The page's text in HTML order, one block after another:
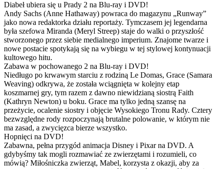
Diabeł ubiera się u Prady 2 na Blu-ray i DVD!
Andy Sachs (Anne Hathaway) powraca do magazynu „Runway”
jako nowa redaktorka działu reportaży. Tymczasem jej legendarna
była szefowa Miranda (Meryl Streep) staje do walki o przyszłość
stworzonego przez siebie medialnego imperium. Znajome twarze i
nowe postacie spotykają się na wybiegu w tej stylowej kontynuacji
kultowego hitu.
Zabawa w pochowanego 2 na Blu-ray i DVD!
Niedługo po krwawym starciu z rodziną Le Domas, Grace (Samara
Weaving) odkrywa, że została wciągnięta w kolejny etap
koszmarnej gry, tym razem z dawno niewidzianą siostrą Faith
(Kathryn Newton) u boku. Grace ma tylko jedną szansę na
przeżycie, ocalenie siostry i objęcie Wysokiego Tronu Rady. Cztery
bezwzględne rody rozpoczynają brutalne polowanie, w którym nie
ma zasad, a zwycięzca bierze wszystko.
Hopnięci na DVD!
Zabawna, pełna przygód animacja Disney i Pixar na DVD. A
gdybyśmy tak mogli rozmawiać ze zwierzętami i rozumieli, co
mówią? Miłośniczka zwierząt, Mabel, korzysta z okazji, aby za